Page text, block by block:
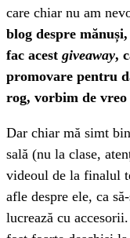
care chiar nu am
blog despre
fac acest giveaway,
promovare pentru
rog, vorbim de vreo
Dar chiar mă simt
sală (nu la clase,
videoul de la finalul
afle despre ele, ca
lucrează cu